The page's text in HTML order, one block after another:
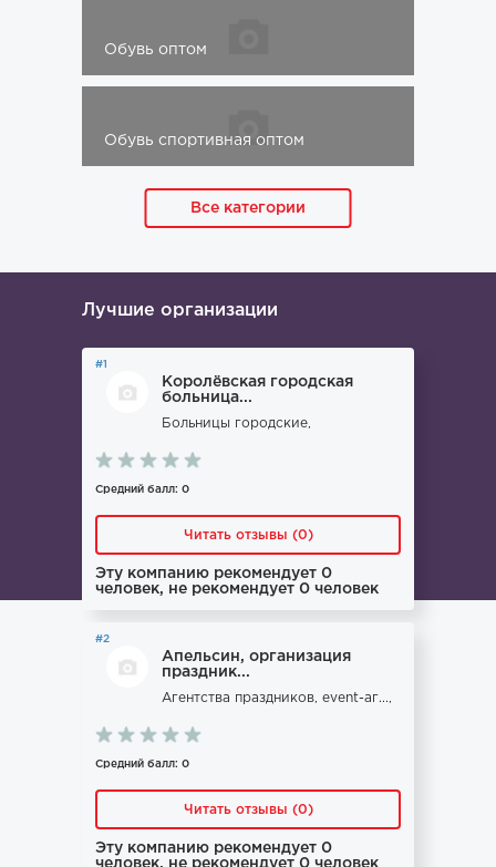
Обувь оптом
Обувь спортивная оптом
Все категории
Лучшие организации
#1
Королёвская городская
больница...
Больницы городские,
Средний балл: 0
Читать отзывы (0)
Эту компанию рекомендует 0
человек, не рекомендует 0 человек
#2
Апельсин, организация
праздник...
Агентства праздников, event-аг...,
Средний балл: 0
Читать отзывы (0)
Эту компанию рекомендует 0
человек, не рекомендует 0 человек